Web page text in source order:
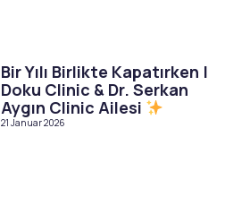
Bir Yılı Birlikte Kapatırken |
Doku Clinic & Dr. Serkan
Aygın Clinic Ailesi
21 Januar 2026